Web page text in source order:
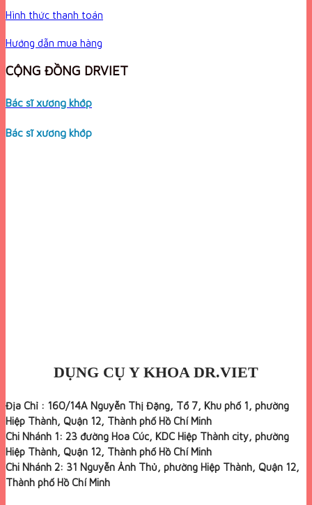
Hình thức thanh toán
Hướng dẫn mua hàng
CỘNG ĐỒNG DRVIET
Bác sĩ xương khớp
Bác sĩ xương khớp
DỤNG CỤ Y KHOA DR.VIET
Địa Chỉ : 160/14A Nguyễn Thị Đặng, Tổ 7, Khu phố 1, phường
Hiệp Thành, Quận 12, Thành phố Hồ Chí Minh
Chi Nhánh 1: 23 đường Hoa Cúc, KDC Hiệp Thành city, phường
Hiệp Thành, Quận 12, Thành phố Hồ Chí Minh
Chi Nhánh 2: 31 Nguyễn Ảnh Thủ, phường Hiệp Thành, Quận 12,
Thành phố Hồ Chí Minh